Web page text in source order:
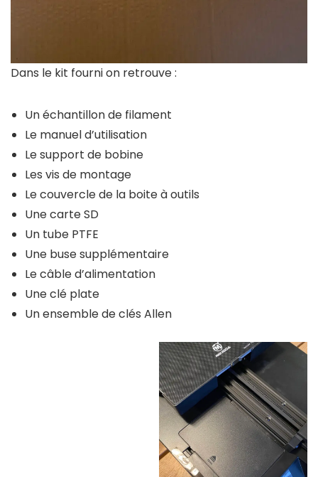
Dans le kit fourni on retrouve :
Un échantillon de filament
Le manuel d’utilisation
Le support de bobine
Les vis de montage
Le couvercle de la boite à outils
Une carte SD
Un tube PTFE
Une buse supplémentaire
Le câble d’alimentation
Une clé plate
Un ensemble de clés Allen